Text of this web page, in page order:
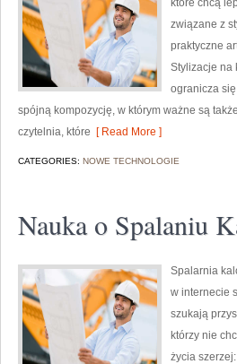
które chcą
związane z
praktyczne
Stylizacje na
ogranicza
spójną kompozycję, w którym ważne są
czytelnia, które [ Read More ]
CATEGORIES: NOWE TECHNOLOGIE
Nauka o Spalaniu
Spalarnia
w internecie
szukają
którzy nie
życia